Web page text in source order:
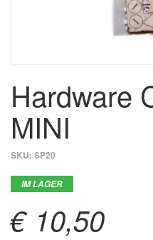
Hardware
MINI
SKU: SP20
IM LAGER
€ 10,50